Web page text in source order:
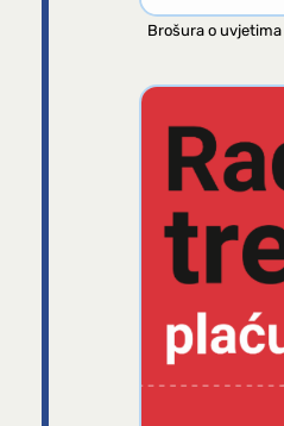
Brošura o